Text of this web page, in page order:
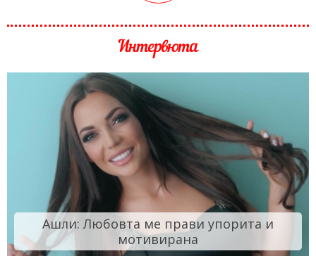
Интервюта
Ашли: Любовта ме прави упорита и
мотивирана